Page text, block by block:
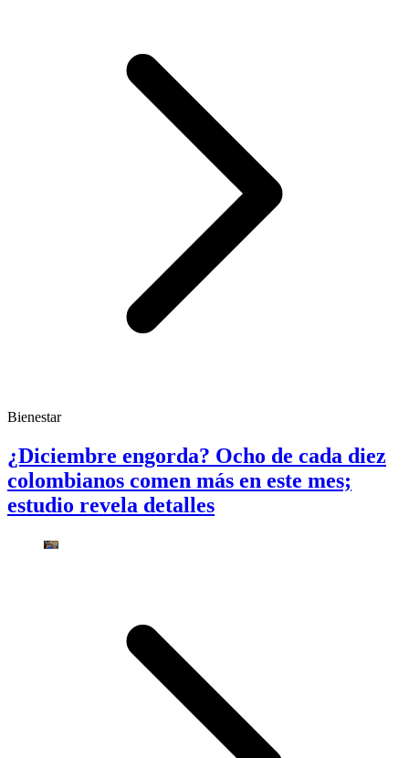
Bienestar
¿Diciembre engorda? Ocho de cada diez
colombianos comen más en este mes;
estudio revela detalles